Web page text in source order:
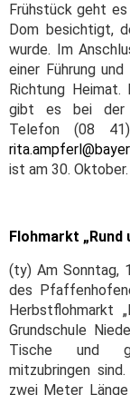
Frühstück geht
Dom besichtigt,
wurde. Im
einer Führung
Richtung
gibt es bei der
Telefon (08
ist am 30. Oktober.
Flohmarkt „Rund
(ty) Am Sonntag,
des
Herbstflohmarkt
Grundschule
Tische und
mitzubringen
zwei Meter